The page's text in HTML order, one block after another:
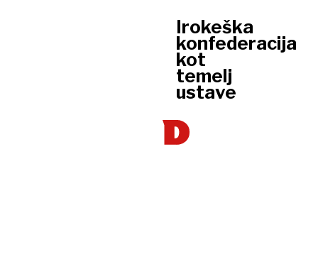
Irokeška
konfederacija
kot
temelj
ustave